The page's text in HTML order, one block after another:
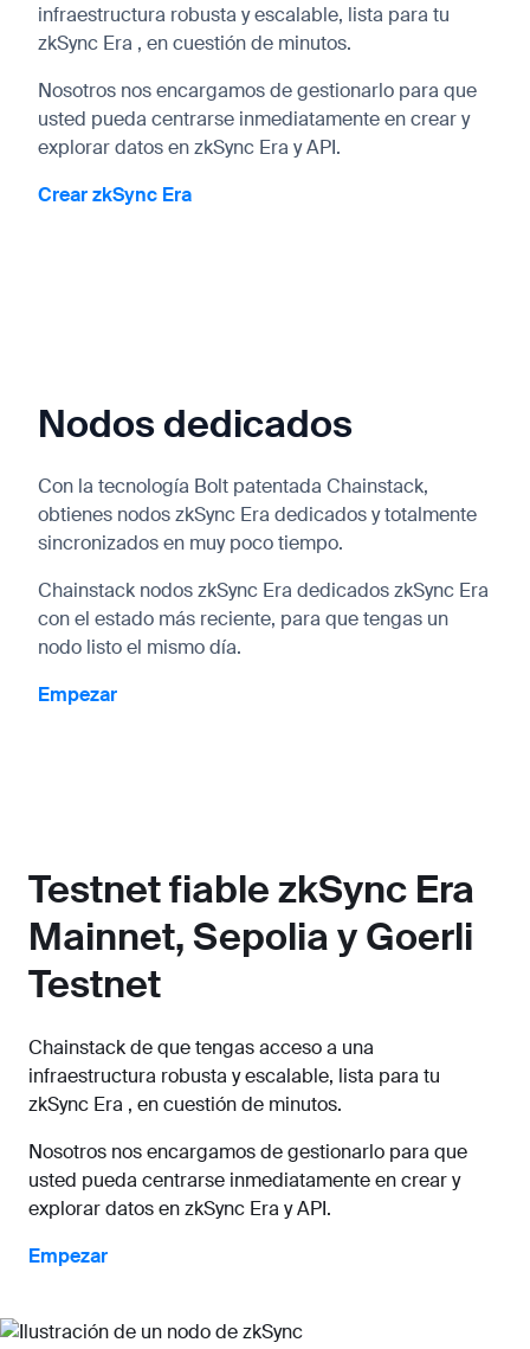
infraestructura robusta y escalable, lista para tu
zkSync Era , en cuestión de minutos.
Nosotros nos encargamos de gestionarlo para que
usted pueda centrarse inmediatamente en crear y
explorar datos en zkSync Era y API.
Crear zkSync Era
Nodos dedicados
Con la tecnología Bolt patentada Chainstack,
obtienes nodos zkSync Era dedicados y totalmente
sincronizados en muy poco tiempo.
Chainstack nodos zkSync Era dedicados zkSync Era
con el estado más reciente, para que tengas un
nodo listo el mismo día.
Empezar
Testnet fiable zkSync Era
Mainnet, Sepolia y Goerli
Testnet
Chainstack de que tengas acceso a una
infraestructura robusta y escalable, lista para tu
zkSync Era , en cuestión de minutos.
Nosotros nos encargamos de gestionarlo para que
usted pueda centrarse inmediatamente en crear y
explorar datos en zkSync Era y API.
Empezar